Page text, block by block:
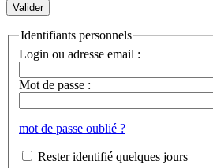
Identifiants personnels
Login ou adresse email :
Mot de passe :
mot de passe oublié ?
Rester identifié quelques jours